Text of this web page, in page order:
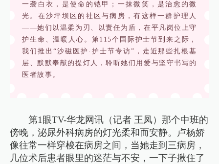
一袭白衣，是使命的铠甲；一抹微笑，是治愈的微
光。在沙坪坝区的社区与病房，有这样一群护理人
——她们以温柔为刃、以责任为盾，在平凡岗位上守
护生命、温暖人心。第115个国际护士节到来之际，
我们推出“沙磁医护·护士节专访”，走近那些扎根基
层、默默奉献的提灯人，聆听她们用爱与坚守书写的
医者故事。
第1眼TV-华龙网讯（记者 王凤）那个中班的
傍晚，泌尿外科病房的灯光柔和而安静。卢杨娇
像往常一样穿梭在病房之间，当她走到三病房，
几位术后患者眼里的迷茫与不安，一下子揪住了